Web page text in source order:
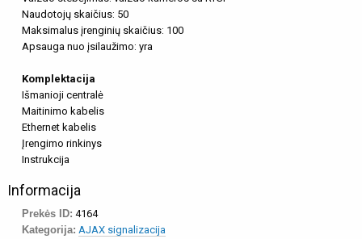
Naudotojų skaičius: 50
Maksimalus įrenginių skaičius: 100
Apsauga nuo įsilaužimo: yra
Komplektacija
Išmanioji centralė
Maitinimo kabelis
Ethernet kabelis
Įrengimo rinkinys
Instrukcija
Informacija
Prekės ID: 4164
Kategorija: AJAX signalizacija